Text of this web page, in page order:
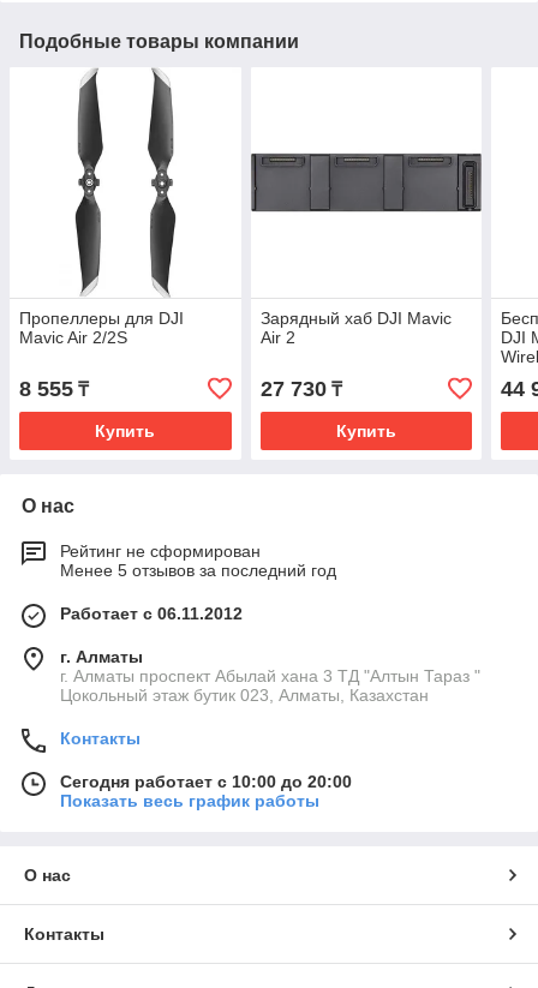
Подобные товары компании
Пропеллеры для DJI
Mavic Air 2/2S
8 555 ₸
Купить
Зарядный хаб DJI Mavic
Air 2
27 730₸
Купить
DJI
44
О нас
Рейтинг не сформирован
Менее 5 отзывов за последний год
Работает с 06.11.2012
г. Алматы
г. Алматы проспект Абылай хана 3 ТД "Алтын Тараз "
Цокольный этаж бутик 023, Алматы, Казахстан
Контакты
Сегодня работает с 10:00 до 20:00
Показать весь график работы
О нас
Контакты